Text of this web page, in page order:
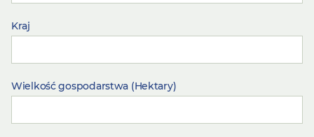
Kraj
Wielkość gospodarstwa (Hektary)